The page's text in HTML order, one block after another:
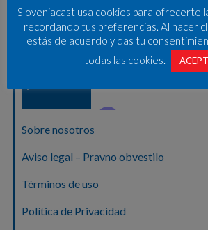
Sobre nosotros
Aviso legal – Pravno obvestilo
Términos de uso
Política de Privacidad
Sloveniacast usa cookies para ofrecerte
recordando tus preferencias. Al hacer
estás de acuerdo y das tu
todas las cookies.